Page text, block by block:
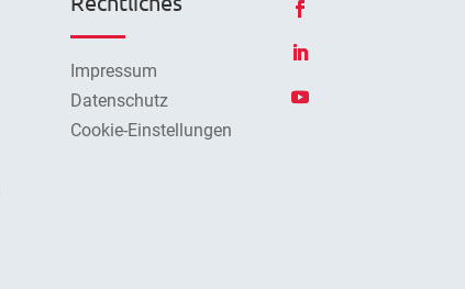
Impressum
Datenschutz
Cookie-Einstellungen